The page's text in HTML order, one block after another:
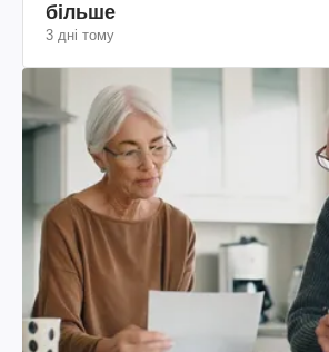
більше
3 дні тому